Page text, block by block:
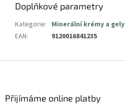
Doplňkové parametry
Kategorie: Minerální krémy a gely
EAN: 9120016841235
Přijímáme online platby